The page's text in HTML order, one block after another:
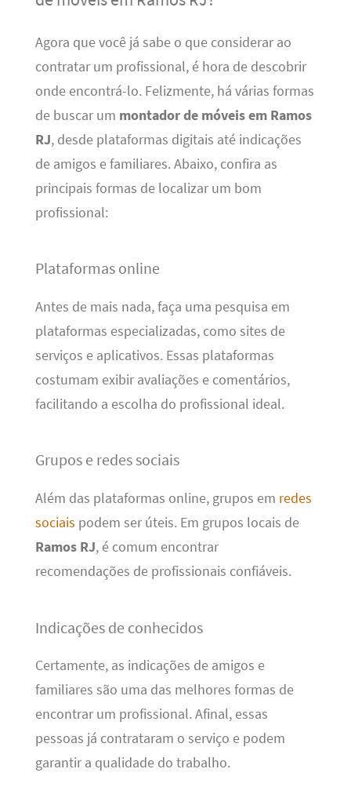
Agora que você já sabe o que considerar ao
contratar um profissional, é hora de descobrir
onde encontrá-lo. Felizmente, há várias formas
de buscar um montador de móveis em Ramos
RJ, desde plataformas digitais até indicações
de amigos e familiares. Abaixo, confira as
principais formas de localizar um bom
profissional:
Plataformas online
Antes de mais nada, faça uma pesquisa em
plataformas especializadas, como sites de
serviços e aplicativos. Essas plataformas
costumam exibir avaliações e comentários,
facilitando a escolha do profissional ideal.
Grupos e redes sociais
Além das plataformas online, grupos em redes
sociais podem ser úteis. Em grupos locais de
Ramos RJ, é comum encontrar
recomendações de profissionais confiáveis.
Indicações de conhecidos
Certamente, as indicações de amigos e
familiares são uma das melhores formas de
encontrar um profissional. Afinal, essas
pessoas já contrataram o serviço e podem
garantir a qualidade do trabalho.